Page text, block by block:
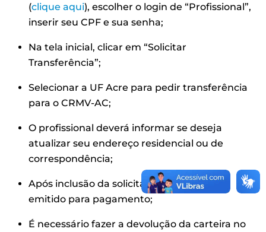
(clique aqui), escolher o login de “Profissional”,
inserir seu CPF e sua senha;
Na tela inicial, clicar em “Solicitar
Transferência”;
Selecionar a UF Acre para pedir transferência
para o CRMV-AC;
O profissional deverá informar se deseja
atualizar seu endereço residencial ou de
correspondência;
Após inclusão da solicitação, o boleto é
emitido para pagamento;
É necessário fazer a devolução da carteira no